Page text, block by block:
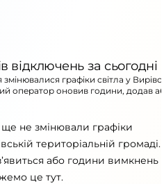
відключень за сьогодні
графіки світла у
оператор оновив години, додав
не змінювали графіки
територіальній громаді.
або години вимкнень
це тут.